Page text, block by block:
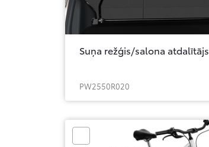
Suņa režģis/salona atdalītājs
PW2550R020